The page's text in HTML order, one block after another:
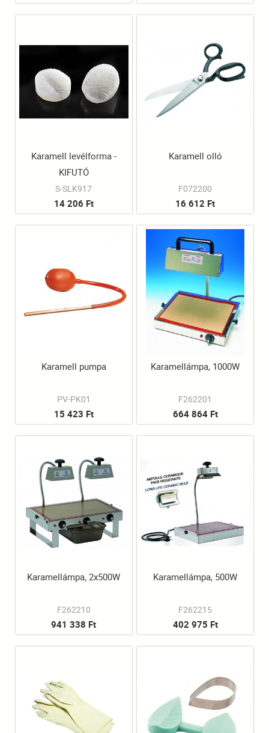
Karamell levélforma -
KIFUTÓ
S-SLK917
14 206 Ft
Karamell olló
F072200
16 612 Ft
Karamell pumpa
PV-PK01
15 423 Ft
Karamellámpa, 1000W
F262201
664 864 Ft
Karamellámpa, 2x500W
F262210
941 338 Ft
Karamellámpa, 500W
F262215
402 975 Ft